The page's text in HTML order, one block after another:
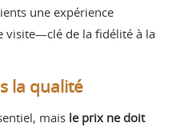
une expérience
visite—clé de la fidélité à la
la qualité
mais le prix ne doit